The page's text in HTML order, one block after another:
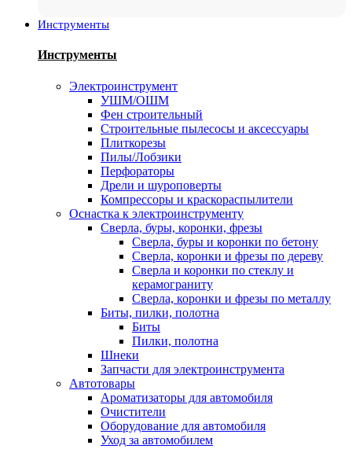
Инструменты
Инструменты
Электроинструмент
УШМ/ОШМ
Фен строительный
Строительные пылесосы и аксессуары
Плиткорезы
Пилы/Лобзики
Перфораторы
Дрели и шуроповерты
Компрессоры и краскораспылители
Оснастка к электроинструменту
Сверла, буры, коронки, фрезы
Сверла, буры и коронки по бетону
Сверла, коронки и фрезы по дереву
Сверла и коронки по стеклу и
керамограниту
Сверла, коронки и фрезы по металлу
Биты, пилки, полотна
Биты
Пилки, полотна
Шнеки
Запчасти для электроинструмента
Автотовары
Ароматизаторы для автомобиля
Очистители
Оборудование для автомобиля
Уход за автомобилем